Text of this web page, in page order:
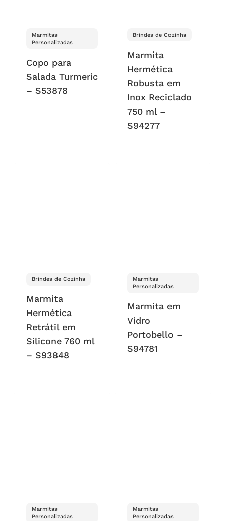
Marmitas
Personalizadas
Copo para
Salada Turmeric
– S53878
Brindes de Cozinha
Marmita
Hermética
Robusta em
Inox Reciclado
750 ml –
S94277
Brindes de Cozinha
Marmita
Hermética
Retrátil em
Silicone 760 ml
– S93848
Marmitas
Personalizadas
Marmita em
Vidro
Portobello –
S94781
Marmitas
Personalizadas
Marmitas
Personalizadas